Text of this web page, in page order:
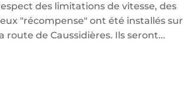
des limitations de vitesse, des
"récompense" ont été installés sur
route de Caussidières. Ils seront...